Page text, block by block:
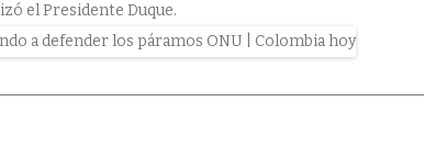
el Presidente Duque.